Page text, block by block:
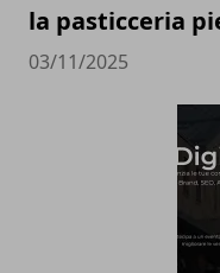
la pasticceria
03/11/2025